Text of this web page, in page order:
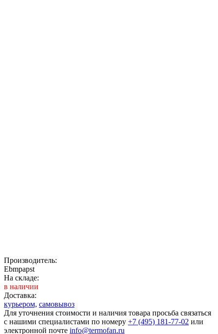
Производитель:
Ebmpapst
На складе:
в наличии
Доставка:
курьером, самовывоз
Для уточнения стоимости и наличия товара просьба связаться
с нашими специалистами по номеру +7 (495) 181-77-02 или
электронной почте info@termofan.ru